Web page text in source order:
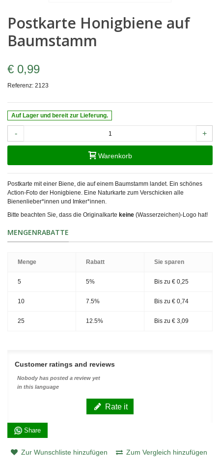
Postkarte Honigbiene auf
Baumstamm
€ 0,99
Referenz: 2123
Auf Lager und bereit zur Lieferung.
- +
Warenkorb
Postkarte mit einer Biene, die auf einem Baumstamm landet. Ein schönes
Action-Foto der Honigbiene. Eine Naturkarte zum Verschicken alle
Bienenlieber*innen und Imker*innen.
Bitte beachten Sie, dass die Originalkarte keine (Wasserzeichen)-Logo hat!
MENGENRABATTE
Menge Rabatt Sie sparen
5 5% Bis zu € 0,25
10 7.5% Bis zu € 0,74
25 12.5% Bis zu € 3,09
Customer ratings and reviews
Nobody has posted a review yet
in this language
Rate it
Share
Zur Wunschliste hinzufügen
Zum Vergleich hinzufügen